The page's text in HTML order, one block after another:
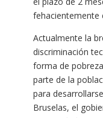
fehacientemente
Actualmente la
discriminación
forma de
parte de la
para
Bruselas, el